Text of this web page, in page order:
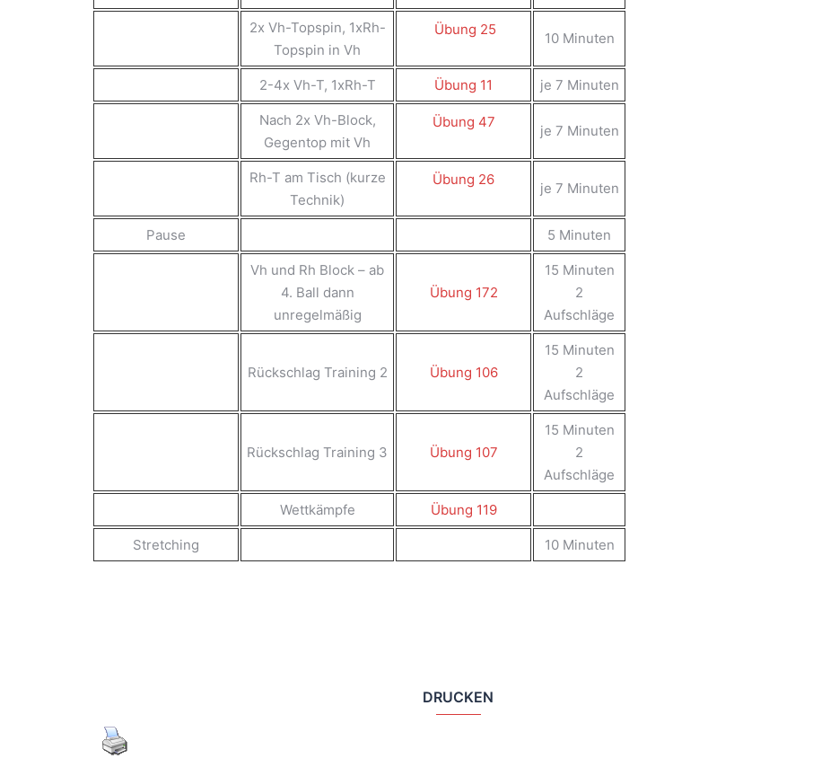
2x Vh-Topspin, 1xRh-
Topspin in Vh
Übung 25
10 Minuten
2-4x Vh-T, 1xRh-T Übung 11 je 7 Minuten
Nach 2x Vh-Block,
Gegentop mit Vh
Übung 47
je 7 Minuten
Rh-T am Tisch (kurze
Technik)
Übung 26
je 7 Minuten
Pause 5 Minuten
Vh und Rh Block – ab
4. Ball dann
unregelmäßig
Übung 172
15 Minuten
2
Aufschläge
Rückschlag Training 2 Übung 106
15 Minuten
2
Aufschläge
Rückschlag Training 3 Übung 107
15 Minuten
2
Aufschläge
Wettkämpfe Übung 119
Stretching 10 Minuten
DRUCKEN